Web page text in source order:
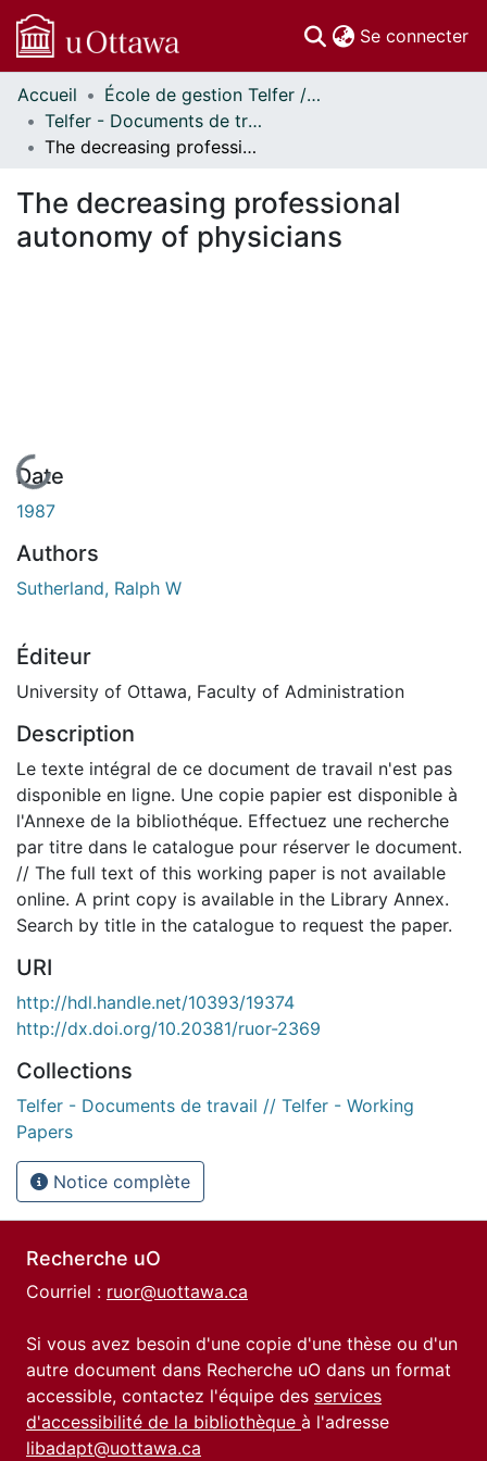
Se connecter
Communautés
et collections
Parcourir
À propos
Accueil
École de gestion Telfer // Telfer School of Management
Telfer - Documents de travail // Telfer - Working Papers
The decreasing professional autonomy of physicians
The decreasing professional
autonomy of physicians
En cours de chargement...
Date
1987
Authors
Sutherland, Ralph W
Éditeur
University of Ottawa, Faculty of Administration
Description
Le texte intégral de ce document de travail n'est pas
disponible en ligne. Une copie papier est disponible à
l'Annexe de la bibliothéque. Effectuez une recherche
par titre dans le catalogue pour réserver le document.
// The full text of this working paper is not available
online. A print copy is available in the Library Annex.
Search by title in the catalogue to request the paper.
URI
http://hdl.handle.net/10393/19374
http://dx.doi.org/10.20381/ruor-2369
Collections
Telfer - Documents de travail // Telfer - Working
Papers
Notice complète
Recherche uO
Courriel : ruor@uottawa.ca
Si vous avez besoin d'une copie d'une thèse ou d'un
autre document dans Recherche uO dans un format
accessible, contactez l'équipe des services
d'accessibilité de la bibliothèque à l'adresse
libadapt@uottawa.ca